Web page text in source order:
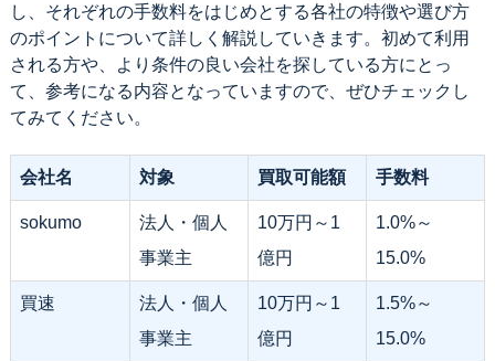
し、それぞれの手数料をはじめとする各社の特徴や選び方
のポイントについて詳しく解説していきます。初めて利用
される方や、より条件の良い会社を探している方にとっ
て、参考になる内容となっていますので、ぜひチェックし
てみてください。
会社名 対象 買取可能額 手数料
sokumo
法人・個人
事業主
10万円～1
億円
1.0%～
15.0%
買速
法人・個人
事業主
10万円～1
億円
1.5%～
15.0%